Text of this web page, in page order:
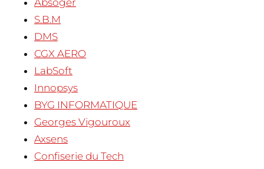
S.B.M
DMS
CGX AERO
LabSoft
Innopsys
BYG INFORMATIQUE
Georges Vigouroux
Axsens
Confiserie du Tech